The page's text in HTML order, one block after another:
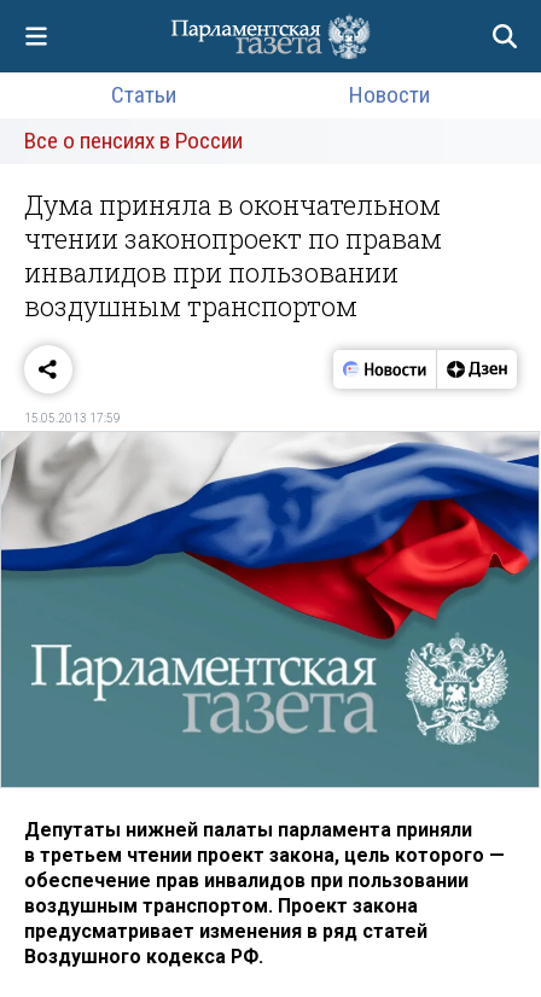
Статьи
Новости
Все о пенсиях в России
Дума приняла в окончательном
чтении законопроект по правам
инвалидов при пользовании
воздушным транспортом
15.05.2013 17:59
Депутаты нижней палаты парламента приняли
в третьем чтении проект закона, цель которого —
обеспечение прав инвалидов при пользовании
воздушным транспортом. Проект закона
предусматривает изменения в ряд статей
Воздушного кодекса РФ.